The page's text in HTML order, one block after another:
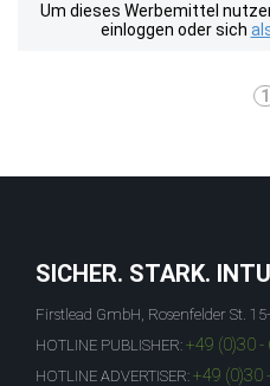
Um dieses Werbemittel
einloggen oder sich
1
SICHER. STARK.
Firstlead GmbH, Rosenfelder St.
HOTLINE PUBLISHER: +49 (0)30 -
HOTLINE ADVERTISER: +49 (0)30